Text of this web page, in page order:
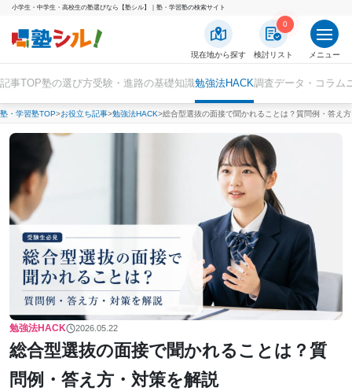
小学生・中学生・高校生の塾選びなら【塾シル】｜塾・学習塾の検索サイト
現在地から探す
0
検討リスト メニュー
記事TOP塾の選び方受験・進路の基礎知識勉強法HACK調査データ・コラム
塾・学習塾TOP お役立ち記事 勉強法HACK 総合型選抜の面接で聞かれることは？質問例・答え
勉強法HACK 2026.05.22
総合型選抜の面接で聞かれることは？質
問例・答え方・対策を解説